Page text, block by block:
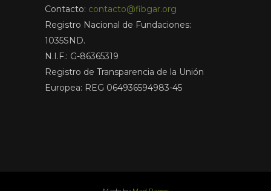
Contacto: contacto@fibgar.org
Registro Nacional de Fundaciones:
1035SND.
N.I.F.: G-86365319
Registro de Transparencia de la Unión
Europea: REG 064936594983-45